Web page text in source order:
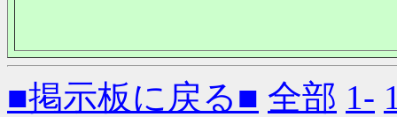
■掲示板に戻る■ 全部 1-